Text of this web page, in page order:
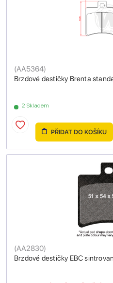
Brzdové destičky Brenta
(AA5364)
2 Skladem
PŘIDAT DO KOŠÍKU
Brzdové destičky EBC
(AA2830)